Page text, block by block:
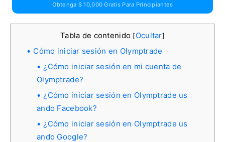
Obtenga $ 10,000 Gratis Para Principiantes
Tabla de contenido [Ocultar]
Cómo iniciar sesión en Olymptrade
¿Cómo iniciar sesión en mi cuenta de
Olymptrade?
¿Cómo iniciar sesión en Olymptrade us
ando Facebook?
¿Cómo iniciar sesión en Olymptrade us
ando Google?